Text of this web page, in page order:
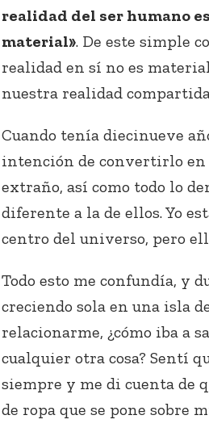
realidad del ser humano
material». De este simple
realidad en sí no es
nuestra realidad
Cuando tenía diecinueve
intención de convertirlo
extraño, así como todo lo
diferente a la de ellos. Yo
centro del universo, pero
Todo esto me confundía, y
creciendo sola en una isla
relacionarme, ¿cómo iba a
cualquier otra cosa? Sentí
siempre y me di cuenta de
de ropa que se pone sobre